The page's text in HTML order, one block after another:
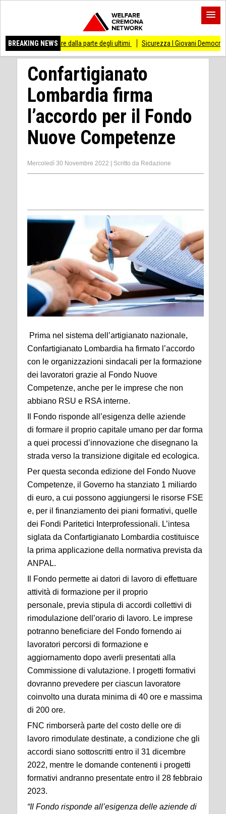
BREAKING NEWS
di stare dalla parte degli ultimi Sicurezza I Giovani Democratici
Confartigianato
Lombardia firma
l’accordo per il Fondo
Nuove Competenze
Mercoledì 30 Novembre 2022 Scritto da Redazione
Prima nel sistema dell’artigianato nazionale,
Confartigianato Lombardia ha firmato l’accordo
con le organizzazioni sindacali per la formazione
dei lavoratori grazie al Fondo Nuove
Competenze, anche per le imprese che non
abbiano RSU e RSA interne.
Il Fondo risponde all’esigenza delle aziende
di formare il proprio capitale umano per dar forma
a quei processi d’innovazione che disegnano la
strada verso la transizione digitale ed ecologica.
Per questa seconda edizione del Fondo Nuove
Competenze, il Governo ha stanziato 1 miliardo
di euro, a cui possono aggiungersi le risorse FSE
e, per il finanziamento dei piani formativi, quelle
dei Fondi Paritetici Interprofessionali. L’intesa
siglata da Confartigianato Lombardia costituisce
la prima applicazione della normativa prevista da
ANPAL.
Il Fondo permette ai datori di lavoro di effettuare
attività di formazione per il proprio
personale, previa stipula di accordi collettivi di
rimodulazione dell’orario di lavoro. Le imprese
potranno beneficiare del Fondo fornendo ai
lavoratori percorsi di formazione e
aggiornamento dopo averli presentati alla
Commissione di valutazione. I progetti formativi
dovranno prevedere per ciascun lavoratore
coinvolto una durata minima di 40 ore e massima
di 200 ore.
FNC rimborserà parte del costo delle ore di
lavoro rimodulate destinate, a condizione che gli
accordi siano sottoscritti entro il 31 dicembre
2022, mentre le domande contenenti i progetti
formativi andranno presentate entro il 28 febbraio
2023.
“Il Fondo risponde all’esigenza delle aziende di